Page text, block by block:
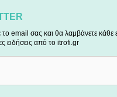
email σας και θα λαμβάνετε κάθε
ειδήσεις από το itrofi.gr